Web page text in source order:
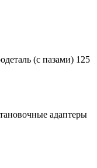
(с пазами) 125
адаптеры